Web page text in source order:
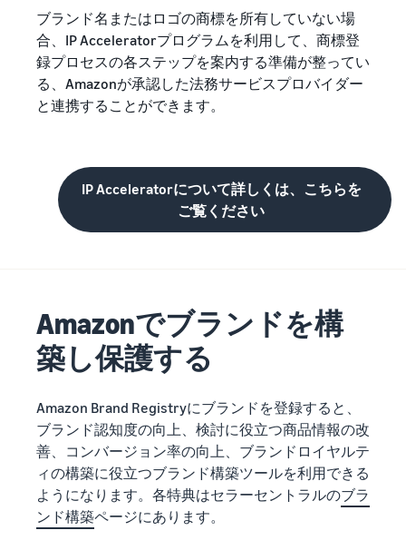
ブランド名またはロゴの商標を所有していない場
合、IP Acceleratorプログラムを利用して、商標登
録プロセスの各ステップを案内する準備が整ってい
る、Amazonが承認した法務サービスプロバイダー
と連携することができます。
IP Acceleratorについて詳しくは、こちらを
ご覧ください
Amazonでブランドを構
築し保護する
Amazon Brand Registryにブランドを登録すると、
ブランド認知度の向上、検討に役立つ商品情報の改
善、コンバージョン率の向上、ブランドロイヤルテ
ィの構築に役立つブランド構築ツールを利用できる
ようになります。各特典はセラーセントラルのブラ
ンド構築ページにあります。